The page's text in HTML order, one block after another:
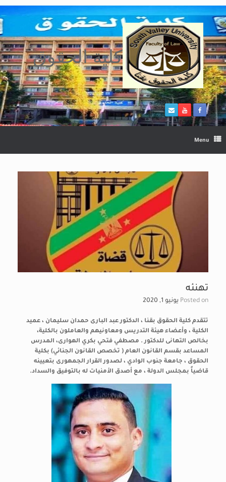
Skip
to
content
كلية الحقوق
Menu
تهنئه
Posted on يونيو 1, 2020
تتقدم كلية الحقوق بقنا ، الدكتور عبد البارى حمدان سليمان ، عميد
الكلية ، وأعضاء هيئة التدريس ومعاونيهم والعاملون بالكلية،
بخالص التهانى للدكتور . مصطفي فتحي بكري الهوارى، المدرس
المساعد بقسم القانون العام ( تخصص القانون الجنائي) بكلية
الحقوق ، جامعة جنوب الوادي ، لصدور القرار الجمهورى بتعيينه
قاضياً بمجلس الدولة ، مع أصدق الأمنيات له بالتوفيق والسداد.